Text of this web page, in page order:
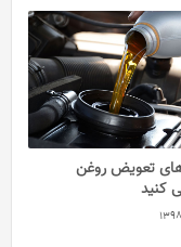
تعویض روغن
کنید